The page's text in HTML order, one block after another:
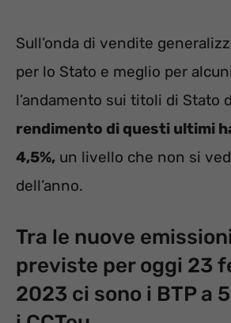
Sull’onda di vendite
per lo Stato e meglio per
l’andamento sui titoli di Stato
rendimento di questi ultimi
4,5%, un livello che non si
dell’anno.
Tra le nuove
previste per oggi 23
2023 ci sono i BTP a